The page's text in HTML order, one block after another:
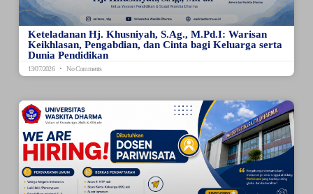
Keteladanan Hj. Khusniyah, S.Ag., M.Pd.I: Warisan
Keikhlasan, Pengabdian, dan Cinta bagi Keluarga serta
Dunia Pendidikan
13/07/2026 No Comments